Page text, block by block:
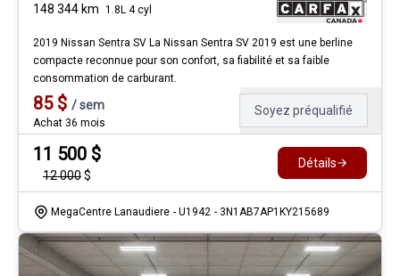
148 344 km 1.8L 4 cyl
2019 Nissan Sentra SV La Nissan Sentra SV 2019 est une berline
compacte reconnue pour son confort, sa fiabilité et sa faible
consommation de carburant.
85$ /sem
Achat 36 mois
Soyez préqualifié
11 500 $
12 000$
Détails
MegaCentre Lanaudiere - U1942 - 3N1AB7AP1KY215689